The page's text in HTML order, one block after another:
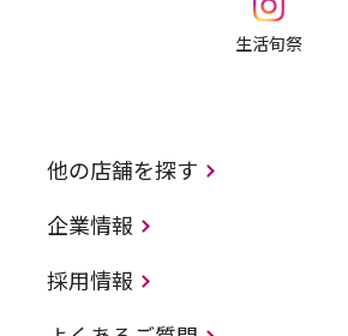
生活旬祭
他の店舗を探す
企業情報
採用情報